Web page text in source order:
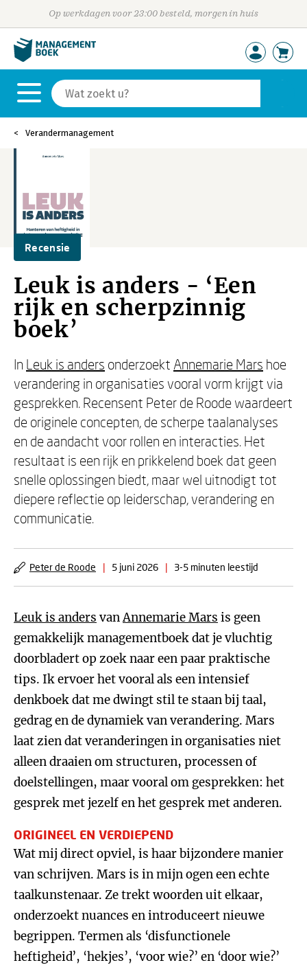
Op werkdagen voor 23:00 besteld, morgen in huis
Verandermanagement
Recensie
Leuk is anders - ‘Een
rijk en scherpzinnig
boek’
In Leuk is anders onderzoekt Annemarie Mars hoe
verandering in organisaties vooral vorm krijgt via
gesprekken. Recensent Peter de Roode waardeert
de originele concepten, de scherpe taalanalyses
en de aandacht voor rollen en interacties. Het
resultaat is een rijk en prikkelend boek dat geen
snelle oplossingen biedt, maar wel uitnodigt tot
diepere reflectie op leiderschap, verandering en
communicatie.
Peter de Roode | 5 juni 2026 | 3-5 minuten leestijd
Leuk is anders vanAnnemarie Mars is geen
gemakkelijk managementboek dat je vluchtig
doorbladert op zoek naar een paar praktische
tips. Ik ervoer het vooral als een intensief
denkboek dat me dwingt stil te staan bij taal,
gedrag en de dynamiek van verandering. Mars
laat zien dat veranderingen in organisaties niet
alleen draaien om structuren, processen of
doelstellingen, maar vooral om gesprekken: het
gesprek met jezelf en het gesprek met anderen.
ORIGINEEL EN VERDIEPEND
Wat mij direct opviel, is haar bijzondere manier
van schrijven. Mars is in mijn ogen een echte
taalkunstenaar. Ze trekt woorden uit elkaar,
onderzoekt nuances en introduceert nieuwe
begrippen. Termen als ‘disfunctionele
heftigheid’, ‘hekjes’, ‘voor wie?’ en ‘door wie?’